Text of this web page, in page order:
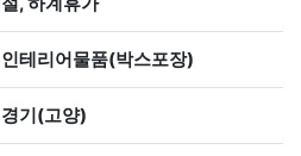
인테리어물품(박스포장)
경기(고양)